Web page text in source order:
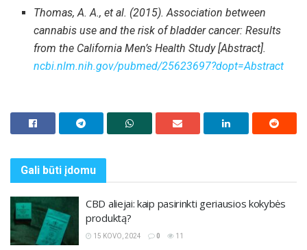
Thomas, A. A., et al. (2015). Association between
cannabis use and the risk of bladder cancer: Results
from the California Men’s Health Study [Abstract].
ncbi.nlm.nih.gov/pubmed/25623697?dopt=Abstract
Gali būti įdomu
CBD aliejai: kaip pasirinkti geriausios kokybės
produktą?
15 KOVO, 2024 0 11